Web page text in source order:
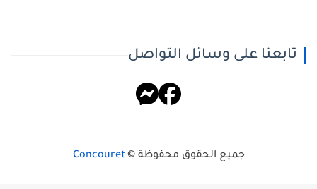
تابعنا على وسائل التواصل
جميع الحقوق محفوظة © Concouret